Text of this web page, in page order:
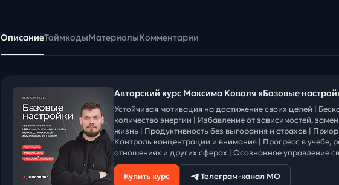
ОписаниеТаймкодыМатериалыКомментарии
Авторский курс Максима Коваля «Базовые
Устойчивая мотивация на достижение своих целей |
количество энергии | Избавление от зависимостей,
жизнь | Продуктивность без выгорания и страхов |
Контроль концентрации и внимания | Прогресс в учебе,
отношениях и других сферах | Осознанное управление
Купить курс Телеграм-канал МО